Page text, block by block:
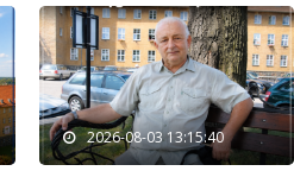
2026-08-03 13:15:40